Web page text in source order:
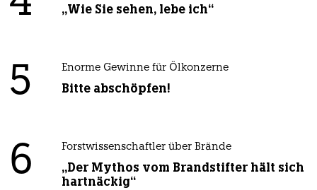
„Wie Sie sehen, lebe ich“
5 Enorme Gewinne für Ölkonzerne
Bitte abschöpfen!
6 Forstwissenschaftler über Brände
„Der Mythos vom Brandstifter hält sich
hartnäckig“